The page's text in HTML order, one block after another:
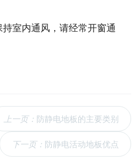
室内通风，请经常开窗通
上一页： 防静电地板的主要类别
下一页： 防静电活动地板优点